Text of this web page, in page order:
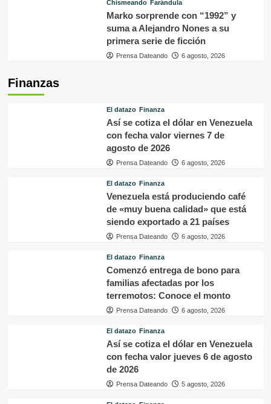
Chismeando Farándula
Marko sorprende con “1992” y
suma a Alejandro Nones a su
primera serie de ficción
Prensa Dateando 6 agosto, 2026
Finanzas
El datazo Finanza
Así se cotiza el dólar en Venezuela
con fecha valor viernes 7 de
agosto de 2026
Prensa Dateando 6 agosto, 2026
El datazo Finanza
Venezuela está produciendo café
de «muy buena calidad» que está
siendo exportado a 21 países
Prensa Dateando 6 agosto, 2026
El datazo Finanza
Comenzó entrega de bono para
familias afectadas por los
terremotos: Conoce el monto
Prensa Dateando 6 agosto, 2026
El datazo Finanza
Así se cotiza el dólar en Venezuela
con fecha valor jueves 6 de agosto
de 2026
Prensa Dateando 5 agosto, 2026